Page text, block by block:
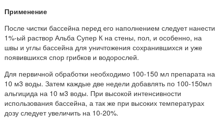
Применение
После чистки бассейна перед его наполнением следует нанести
1%-ый раствор Альба Супер К на стены, пол, и особенно, на
швы и углы бассейна для уничтожения сохранившихся и уже
появившихся спор грибков и водорослей.
Для первичной обработки необходимо 100-150 мл препарата на
10 м3 воды. Затем каждые две недели добавлять по 100-150мл
альгицида на 10 м3 воды. При высокой интенсивности
использования бассейна, а так же при высоких температурах
дозу следует увеличить на 10-20%.